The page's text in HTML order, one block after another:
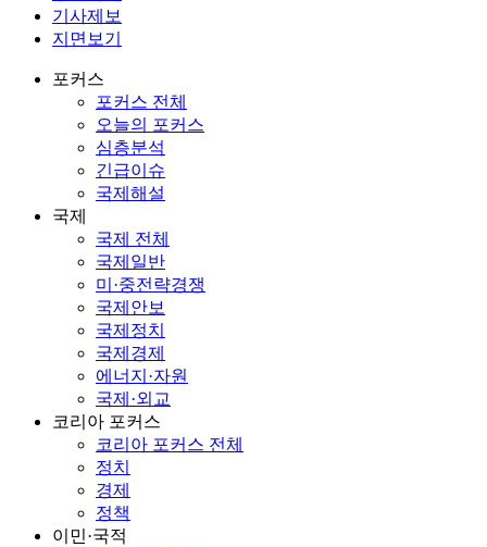
기사제보
지면보기
포커스
포커스 전체
오늘의 포커스
심층분석
긴급이슈
국제해설
국제
국제 전체
국제일반
미·중전략경쟁
국제안보
국제정치
국제경제
에너지·자원
국제·외교
코리아 포커스
코리아 포커스 전체
정치
경제
정책
이민·국적